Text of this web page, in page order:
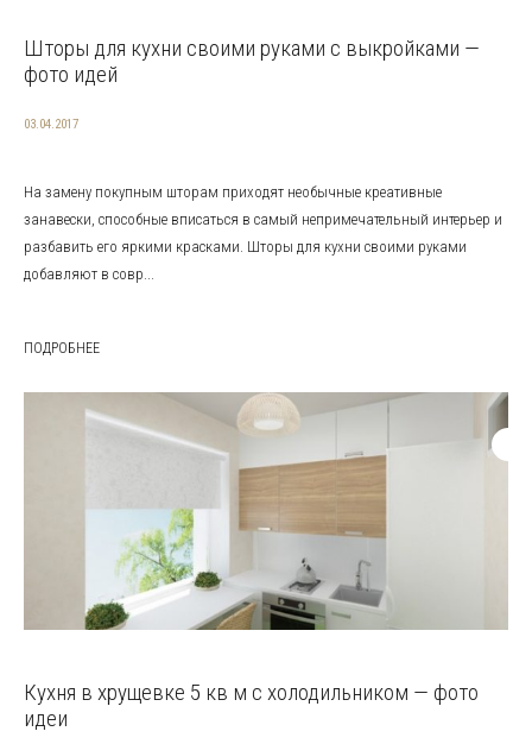
Шторы для кухни своими руками с выкройками —
фото идей
03.04.2017
На замену покупным шторам приходят необычные креативные
занавески, способные вписаться в самый непримечательный интерьер и
разбавить его яркими красками. Шторы для кухни своими руками
добавляют в совр...
ПОДРОБНЕЕ
Кухня в хрущевке 5 кв м с холодильником — фото
идеи